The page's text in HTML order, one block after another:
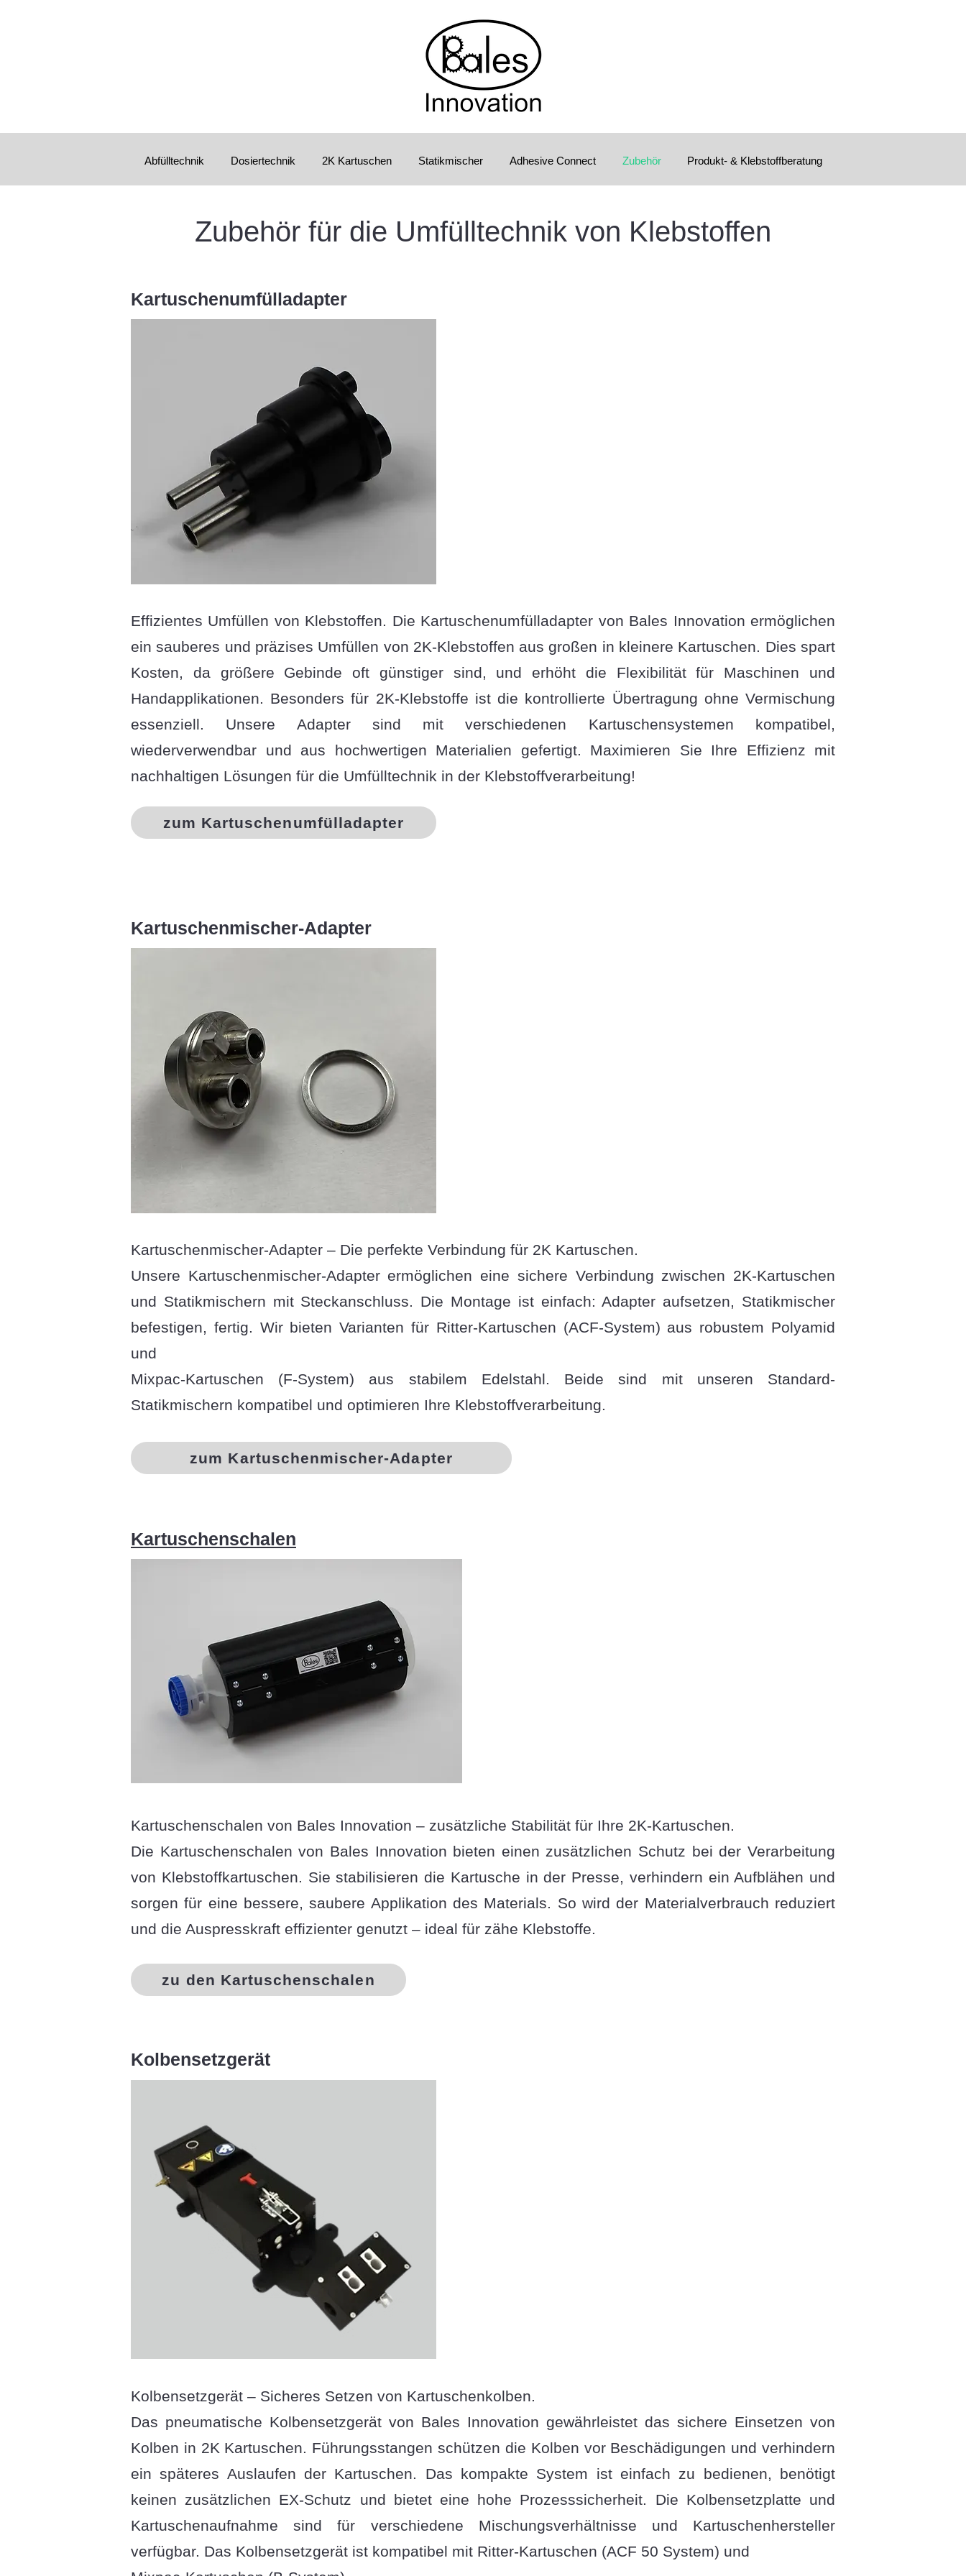
Abfülltechnik Dosiertechnik 2K Kartuschen Statikmischer Adhesive Connect Zubehör Produkt- & Klebstoffberatung
Zubehör für die Umfülltechnik von Klebstoffen
Kartuschenumfülladapter
Effizientes Umfüllen von Klebstoffen. Die Kartuschenumfülladapter von Bales Innovation ermöglichen
ein sauberes und präzises Umfüllen von 2K-Klebstoffen aus großen in kleinere Kartuschen. Dies spart
Kosten, da größere Gebinde oft günstiger sind, und erhöht die Flexibilität für Maschinen und
Handapplikationen. Besonders für 2K-Klebstoffe ist die kontrollierte Übertragung ohne Vermischung
essenziell. Unsere Adapter sind mit verschiedenen Kartuschensystemen kompatibel,
wiederverwendbar und aus hochwertigen Materialien gefertigt. Maximieren Sie Ihre Effizienz mit
nachhaltigen Lösungen für die Umfülltechnik in der Klebstoffverarbeitung!
zum Kartuschenumfülladapter
Kartuschenmischer-Adapter
Kartuschenmischer-Adapter – Die perfekte Verbindung für 2K Kartuschen.
Unsere Kartuschenmischer-Adapter ermöglichen eine sichere Verbindung zwischen 2K-Kartuschen
und Statikmischern mit Steckanschluss. Die Montage ist einfach: Adapter aufsetzen, Statikmischer
befestigen, fertig. Wir bieten Varianten für Ritter-Kartuschen (ACF-System) aus robustem Polyamid
und
Mixpac-Kartuschen (F-System) aus stabilem Edelstahl. Beide sind mit unseren Standard-
Statikmischern kompatibel und optimieren Ihre Klebstoffverarbeitung.
zum Kartuschenmischer-Adapter
Kartuschenschalen
Kartuschenschalen von Bales Innovation – zusätzliche Stabilität für Ihre 2K-Kartuschen.
Die Kartuschenschalen von Bales Innovation bieten einen zusätzlichen Schutz bei der Verarbeitung
von Klebstoffkartuschen. Sie stabilisieren die Kartusche in der Presse, verhindern ein Aufblähen und
sorgen für eine bessere, saubere Applikation des Materials. So wird der Materialverbrauch reduziert
und die Auspresskraft effizienter genutzt – ideal für zähe Klebstoffe.
zu den Kartuschenschalen
Kolbensetzgerät
Kolbensetzgerät – Sicheres Setzen von Kartuschenkolben.
Das pneumatische Kolbensetzgerät von Bales Innovation gewährleistet das sichere Einsetzen von
Kolben in 2K Kartuschen. Führungsstangen schützen die Kolben vor Beschädigungen und verhindern
ein späteres Auslaufen der Kartuschen. Das kompakte System ist einfach zu bedienen, benötigt
keinen zusätzlichen EX-Schutz und bietet eine hohe Prozesssicherheit. Die Kolbensetzplatte und
Kartuschenaufnahme sind für verschiedene Mischungsverhältnisse und Kartuschenhersteller
verfügbar. Das Kolbensetzgerät ist kompatibel mit Ritter-Kartuschen (ACF 50 System) und